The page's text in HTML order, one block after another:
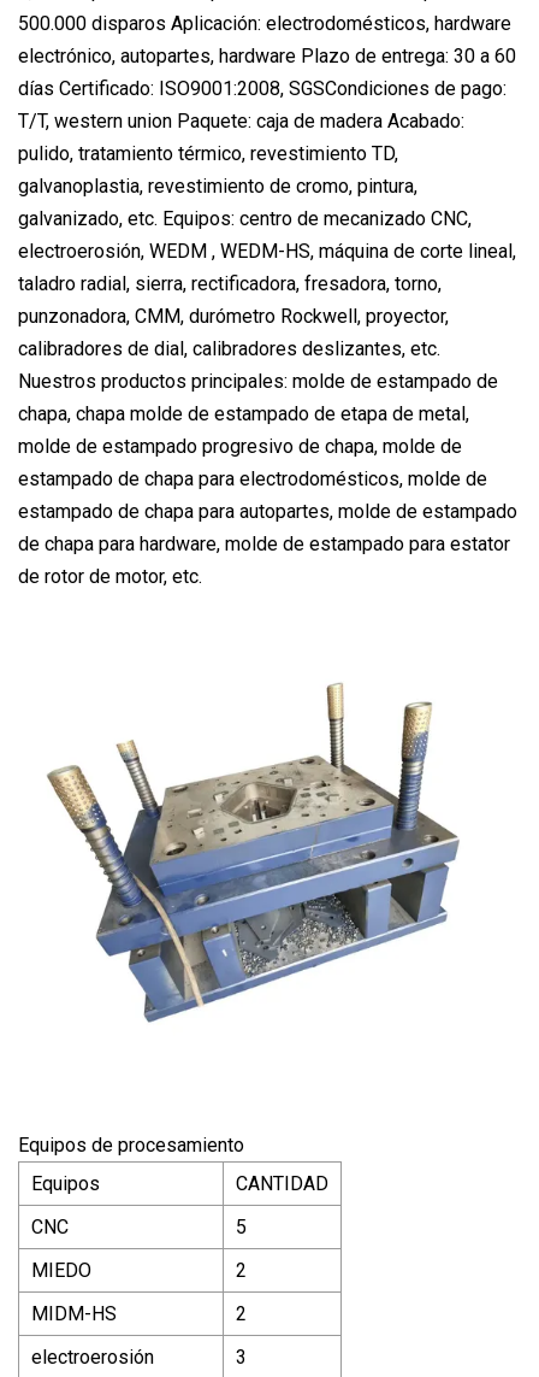
500.000 disparos Aplicación: electrodomésticos, hardware
electrónico, autopartes, hardware Plazo de entrega: 30 a 60
días Certificado: ISO9001:2008, SGSCondiciones de pago:
T/T, western union Paquete: caja de madera Acabado:
pulido, tratamiento térmico, revestimiento TD,
galvanoplastia, revestimiento de cromo, pintura,
galvanizado, etc. Equipos: centro de mecanizado CNC,
electroerosión, WEDM , WEDM-HS, máquina de corte lineal,
taladro radial, sierra, rectificadora, fresadora, torno,
punzonadora, CMM, durómetro Rockwell, proyector,
calibradores de dial, calibradores deslizantes, etc.
Nuestros productos principales: molde de estampado de
chapa, chapa molde de estampado de etapa de metal,
molde de estampado progresivo de chapa, molde de
estampado de chapa para electrodomésticos, molde de
estampado de chapa para autopartes, molde de estampado
de chapa para hardware, molde de estampado para estator
de rotor de motor, etc.
Equipos de procesamiento
Equipos
CANTIDAD
CNC
5
MIEDO
2
MIDM-HS
2
electroerosión
3